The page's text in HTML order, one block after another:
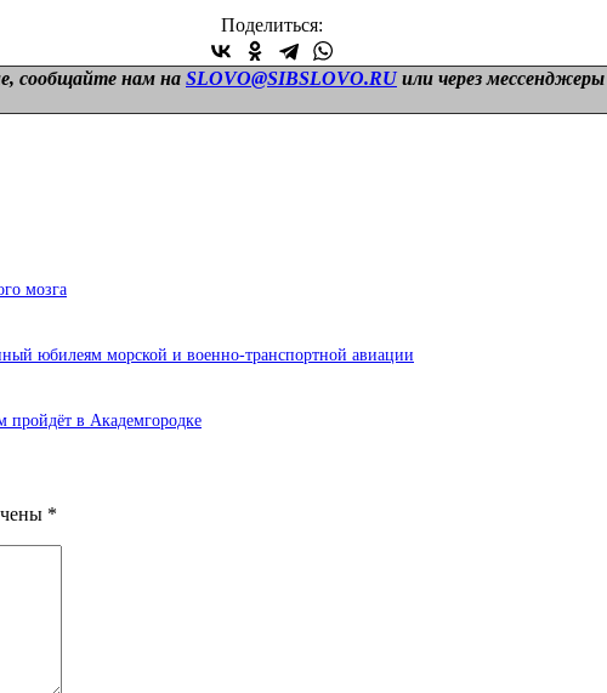
Поделиться:
сообщайте нам на SLOVO@SIBSLOVO.RU или через
мозга
юбилеям морской и военно-транспортной авиации
пройдёт в Академгородке
*